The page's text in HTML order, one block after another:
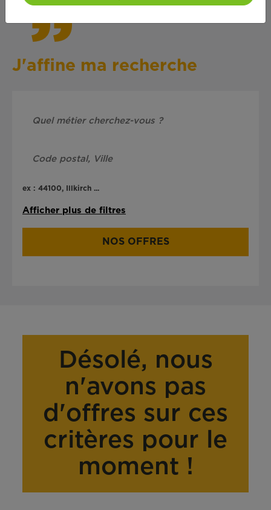
J'affine ma recherche
ex : 44100, Illkirch ...
Afficher plus de filtres
NOS OFFRES
Désolé, nous
n'avons pas
d'offres sur ces
critères pour le
moment !